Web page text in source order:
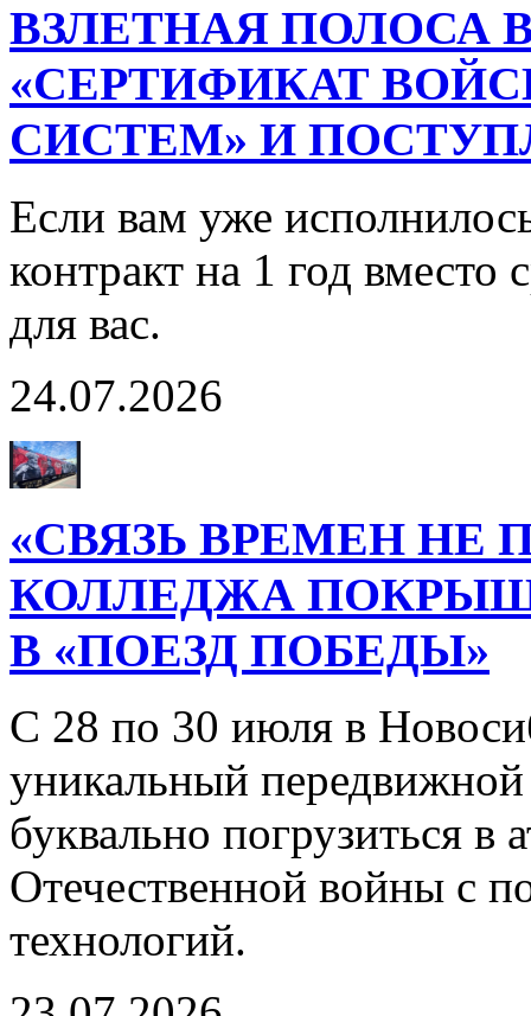
ВЗЛЕТНАЯ ПОЛОСА
«СЕРТИФИКАТ
СИСТЕМ» И
Если вам уже
контракт на 1 год
для вас.
24.07.2026
«СВЯЗЬ ВРЕМЕН НЕ
КОЛЛЕДЖА
В «ПОЕЗД ПОБЕДЫ»
С 28 по 30 июля в
уникальный
буквально погрузиться
Отечественной войны с
технологий.